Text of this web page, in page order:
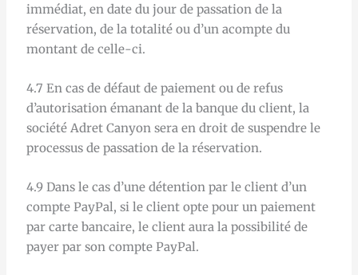
immédiat, en date du jour de passation de la
réservation, de la totalité ou d’un acompte du
montant de celle-ci.
4.7 En cas de défaut de paiement ou de refus
d’autorisation émanant de la banque du client, la
société Adret Canyon sera en droit de suspendre le
processus de passation de la réservation.
4.9 Dans le cas d’une détention par le client d’un
compte PayPal, si le client opte pour un paiement
par carte bancaire, le client aura la possibilité de
payer par son compte PayPal.